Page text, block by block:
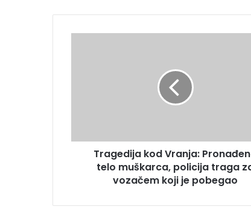
Tragedija kod Vranja:
telo muškarca, policija traga
vozačem koji je pobegao